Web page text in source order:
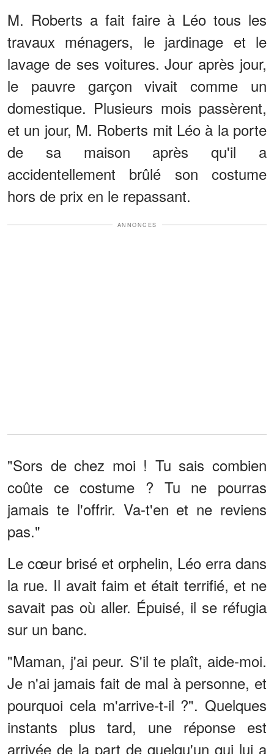
M. Roberts a fait faire à Léo tous les
travaux ménagers, le jardinage et le
lavage de ses voitures. Jour après jour,
le pauvre garçon vivait comme un
domestique. Plusieurs mois passèrent,
et un jour, M. Roberts mit Léo à la porte
de sa maison après qu'il a
accidentellement brûlé son costume
hors de prix en le repassant.
ANNONCES
"Sors de chez moi ! Tu sais combien
coûte ce costume ? Tu ne pourras
jamais te l'offrir. Va-t'en et ne reviens
pas."
Le cœur brisé et orphelin, Léo erra dans
la rue. Il avait faim et était terrifié, et ne
savait pas où aller. Épuisé, il se réfugia
sur un banc.
"Maman, j'ai peur. S'il te plaît, aide-moi.
Je n'ai jamais fait de mal à personne, et
pourquoi cela m'arrive-t-il ?". Quelques
instants plus tard, une réponse est
arrivée de la part de quelqu'un qui lui a